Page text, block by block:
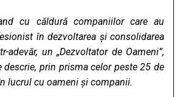
cu căldură companiilor care au
în dezvoltarea și consolidarea
adevăr, un „Dezvoltator de Oameni”,
descrie, prin prisma celor peste 25 de
lucrul cu oameni și companii.